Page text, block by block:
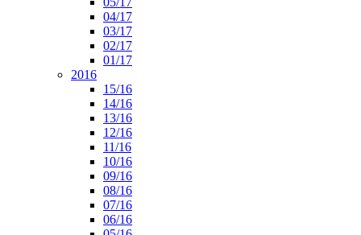
04/17
03/17
02/17
01/17
2016
15/16
14/16
13/16
12/16
11/16
10/16
09/16
08/16
07/16
06/16